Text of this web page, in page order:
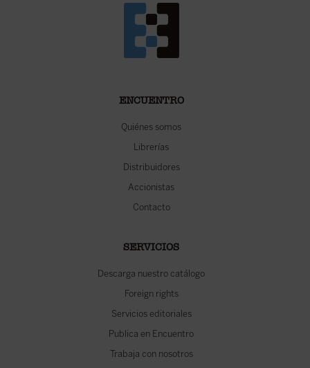
ENCUENTRO
Quiénes somos
Librerías
Distribuidores
Accionistas
Contacto
SERVICIOS
Descarga nuestro catálogo
Foreign rights
Servicios editoriales
Publica en Encuentro
Trabaja con nosotros